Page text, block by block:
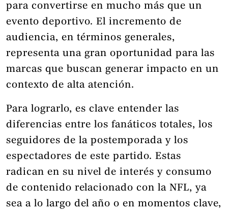
para convertirse en mucho más que un
evento deportivo. El incremento de
audiencia, en términos generales,
representa una gran oportunidad para las
marcas que buscan generar impacto en un
contexto de alta atención.
Para lograrlo, es clave entender las
diferencias entre los fanáticos totales, los
seguidores de la postemporada y los
espectadores de este partido. Estas
radican en su nivel de interés y consumo
de contenido relacionado con la NFL, ya
sea a lo largo del año o en momentos clave,